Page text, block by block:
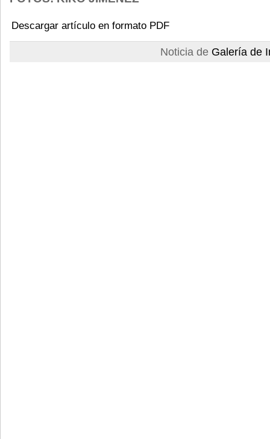
Descargar artículo en formato PDF
Noticia de Galería de